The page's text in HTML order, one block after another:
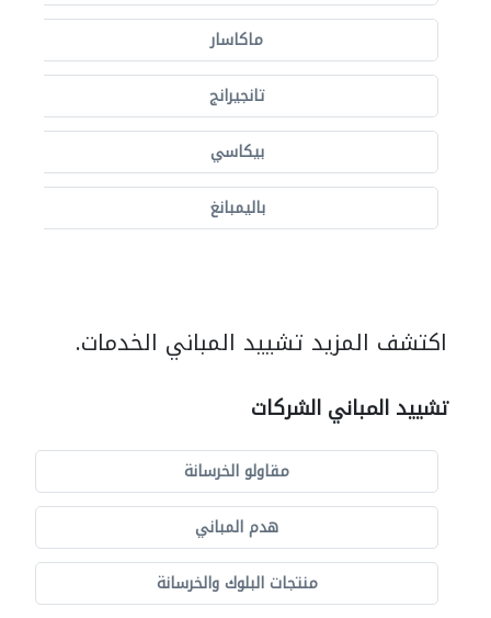
ماكاسار
تانجيرانج
بيكاسي
باليمبانغ
اكتشف المزيد تشييد المباني الخدمات.
تشييد المباني الشركات
مقاولو الخرسانة
هدم المباني
منتجات البلوك والخرسانة